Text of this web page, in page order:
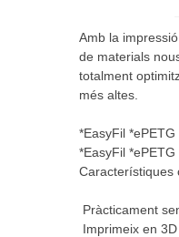
Amb la
de materials
totalment
més altes.
*EasyFil
*EasyFil
Característiques
Pràcticament
Imprimeix en